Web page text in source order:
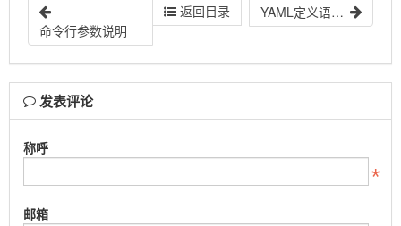
命令行参数说明
返回目录 YAML定义语法一览
发表评论
称呼
邮箱